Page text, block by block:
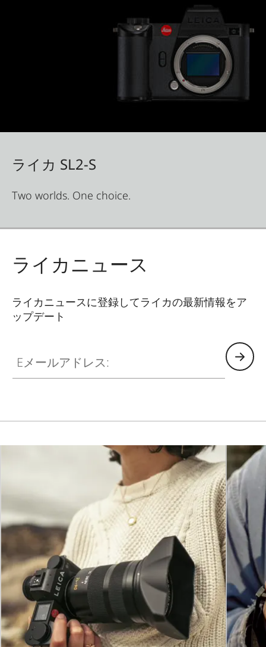
ライカ SL2-S
Two worlds. One choice.
ライカニュース
ライカニュースに登録してライカの最新情報をア
ップデート